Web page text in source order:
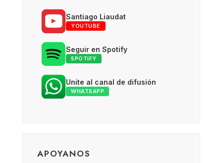
Santiago Liaudat
YOUTUBE
Seguir en Spotify
SPOTIFY
Unite al canal de difusión
WHATSAPP
APOYANOS